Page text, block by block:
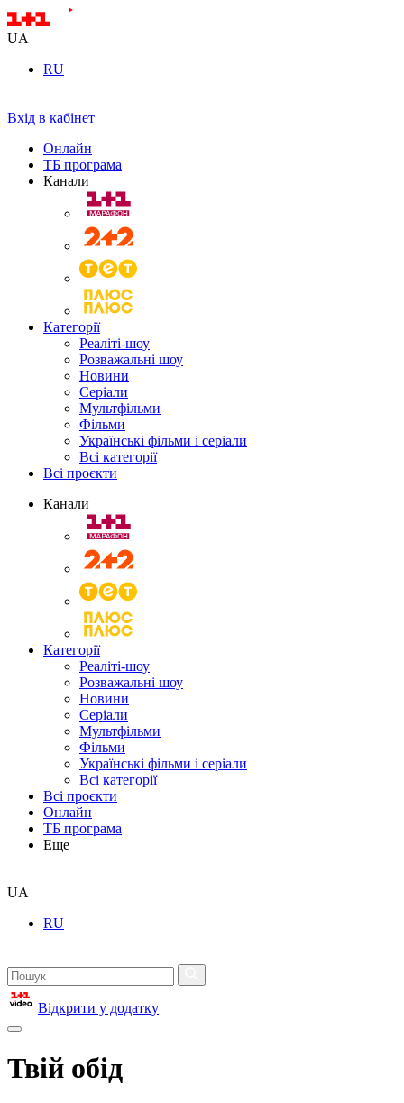
UA
RU
Вхід в кабінет
Онлайн
ТБ програма
Канали
Категорії
Реаліті-шоу
Розважальні шоу
Новини
Серіали
Мультфільми
Фільми
Українські фільми і серіали
Всі категорії
Всі проєкти
Канали
Категорії
Реаліті-шоу
Розважальні шоу
Новини
Серіали
Мультфільми
Фільми
Українські фільми і серіали
Всі категорії
Всі проєкти
Онлайн
ТБ програма
Еще
UA
RU
Відкрити у додатку
Твій обід